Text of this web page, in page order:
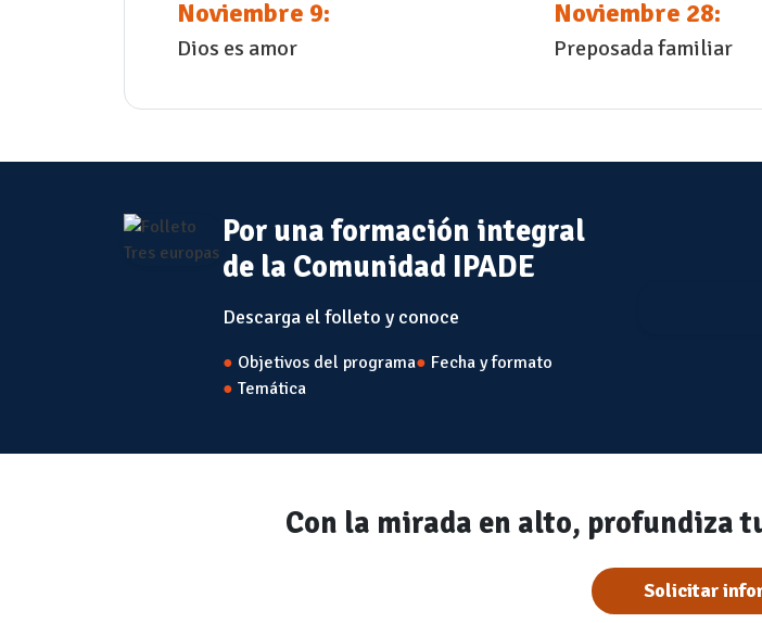
Noviembre 9:
Dios es amor
Noviembre 28:
Preposada familiar
Por una formación integral
de la Comunidad IPADE
Descarga el folleto y conoce
● Objetivos del programa● Fecha y formato
● Temática
Con la mirada en alto, profundiza
Solicitar